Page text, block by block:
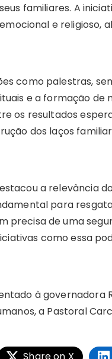
familiares. A
e religioso,
como palestras,
e a formação
os resultados
dos laços
a relevância
para
precisa de uma
como essa
à governadora
a Pastoral